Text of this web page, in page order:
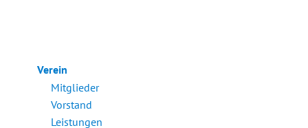
Verein
Mitglieder
Vorstand
Leistungen